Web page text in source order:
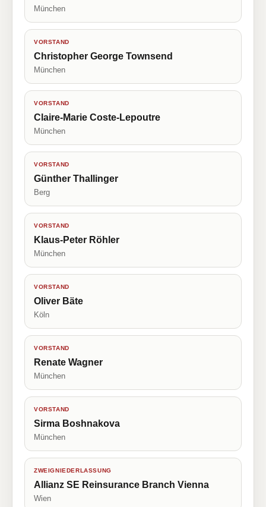
München
VORSTAND
Christopher George Townsend
München
VORSTAND
Claire-Marie Coste-Lepoutre
München
VORSTAND
Günther Thallinger
Berg
VORSTAND
Klaus-Peter Röhler
München
VORSTAND
Oliver Bäte
Köln
VORSTAND
Renate Wagner
München
VORSTAND
Sirma Boshnakova
München
ZWEIGNIEDERLASSUNG
Allianz SE Reinsurance Branch Vienna
Wien